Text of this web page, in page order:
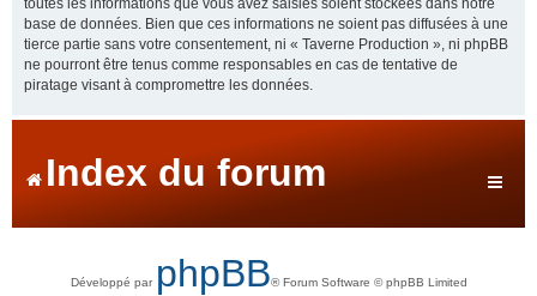
base de données. Bien que ces informations ne soient pas diffusées à une
tierce partie sans votre consentement, ni « Taverne Production », ni phpBB
ne pourront être tenus comme responsables en cas de tentative de
piratage visant à compromettre les données.
Index du forum
Développé par phpBB® Forum Software © phpBB Limited